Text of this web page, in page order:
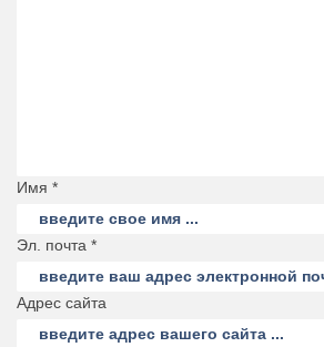
Имя *
Эл. почта *
Адрес сайта